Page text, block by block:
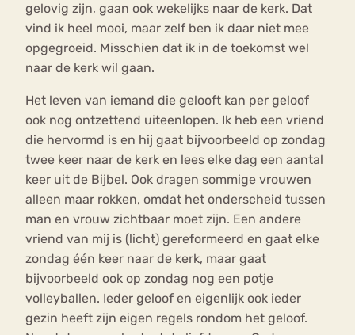
gelovig zijn, gaan ook wekelijks naar de kerk. Dat
vind ik heel mooi, maar zelf ben ik daar niet mee
opgegroeid. Misschien dat ik in de toekomst wel
naar de kerk wil gaan.
Het leven van iemand die gelooft kan per geloof
ook nog ontzettend uiteenlopen. Ik heb een vriend
die hervormd is en hij gaat bijvoorbeeld op zondag
twee keer naar de kerk en lees elke dag een aantal
keer uit de Bijbel. Ook dragen sommige vrouwen
alleen maar rokken, omdat het onderscheid tussen
man en vrouw zichtbaar moet zijn. Een andere
vriend van mij is (licht) gereformeerd en gaat elke
zondag één keer naar de kerk, maar gaat
bijvoorbeeld ook op zondag nog een potje
volleyballen. Ieder geloof en eigenlijk ook ieder
gezin heeft zijn eigen regels rondom het geloof.